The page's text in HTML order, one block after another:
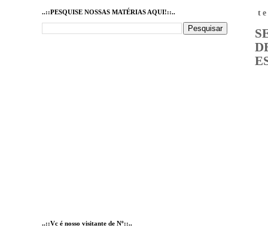
..::PESQUISE NOSSAS MATÉRIAS AQUI!::..
..::Vc é nosso visitante de Nº::..